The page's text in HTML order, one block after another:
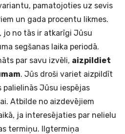
pamatojoties uz sevis
un gada procentu likmes.
jo no tās ir atkarīgi Jūsu
segšanas laika periodā.
par savu izvēli, aizpildiet
. Jūs droši variet aizpildīt
palielinās Jūsu iespējas
Atbilde no aizdevējiem
ja interesējaties par nelielu
termiņu. Ilgtermiņa